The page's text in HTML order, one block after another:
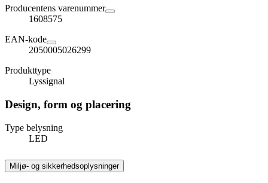
Producentens varenummer
1608575
EAN-kode
2050005026299
Produkttype
Lyssignal
Design, form og placering
Type belysning
LED
Miljø- og sikkerhedsoplysninger